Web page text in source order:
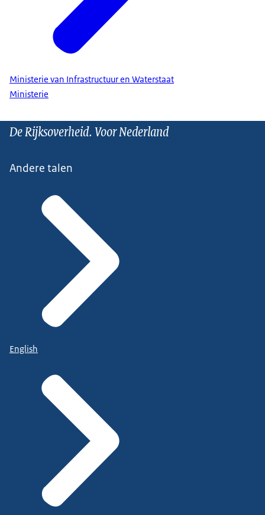
Ministerie van Infrastructuur en Waterstaat
Ministerie
De Rijksoverheid. Voor Nederland
Andere talen
English